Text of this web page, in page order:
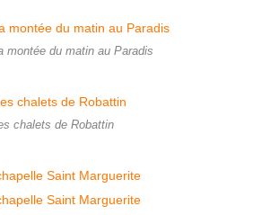
montée du matin au Paradis
chalets de Robattin